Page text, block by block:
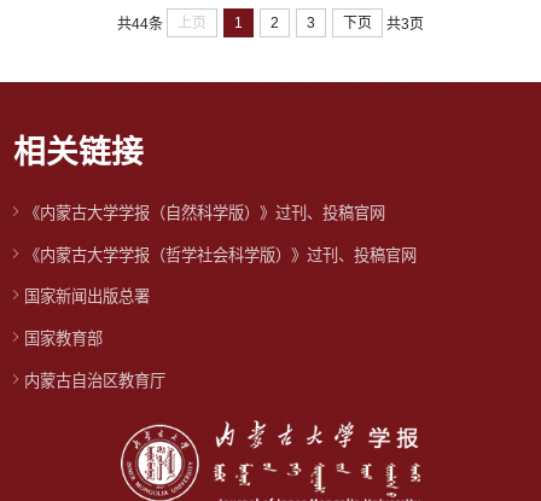
共44条 上页 1 2 3 下页 共3页
相关链接
《内蒙古大学学报（自然科学版）》过刊、投稿官网
《内蒙古大学学报（哲学社会科学版）》过刊、投稿官网
国家新闻出版总署
国家教育部
内蒙古自治区教育厅